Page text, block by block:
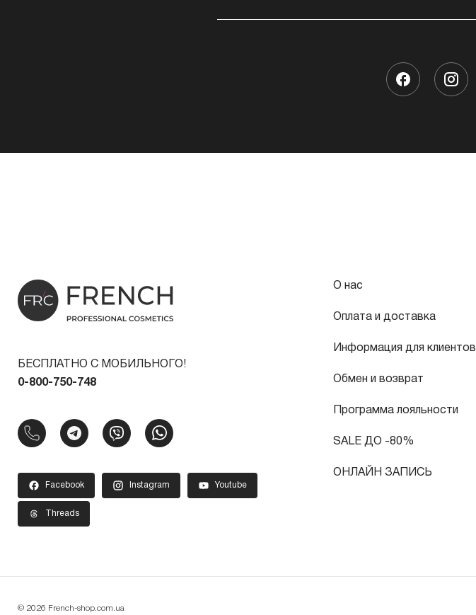
БЕСПЛАТНО С МОБИЛЬНОГО!
0-800-750-748
Facebook Instagram Youtube
Threads
О нас
Оплата и доставка
Информация для клиентов
Обмен и возврат
Программа лояльности
SALE ДО -80%
ОНЛАЙН ЗАПИСЬ
© 2026 French-shop.com.ua